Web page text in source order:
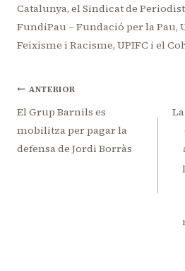
Catalunya, el Sindicat de
FundiPau – Fundació per la Pau,
Feixisme i Racisme, UPIFC i el
Navegació
d'entrades
ANTERIOR
El Grup Barnils es
mobilitza per pagar la
defensa de Jordi Borràs